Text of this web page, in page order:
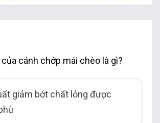
cánh chớp mái chèo là gì?
giảm bớt chất lỏng được